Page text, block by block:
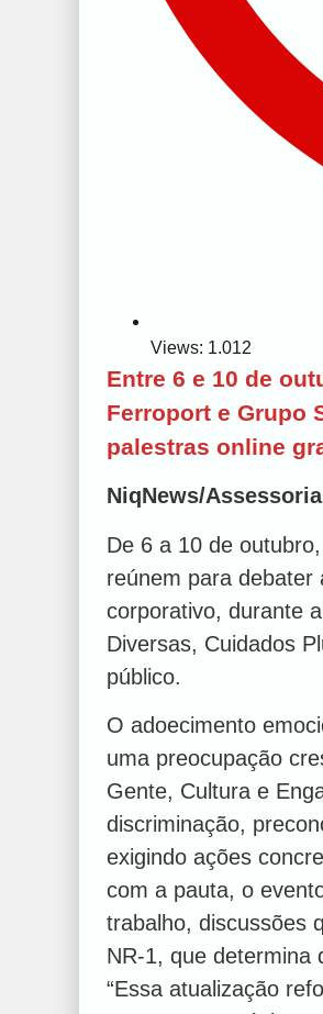
Views: 1.012
Entre 6 e 10 de
Ferroport e Grupo
palestras online
NiqNews/
De 6 a 10 de
reúnem para debater
corporativo, durante
Diversas, Cuidados
público.
O adoecimento
uma preocupação
Gente, Cultura e
discriminação,
exigindo ações
com a pauta, o
trabalho, discussões
NR-1, que determina
“Essa atualização